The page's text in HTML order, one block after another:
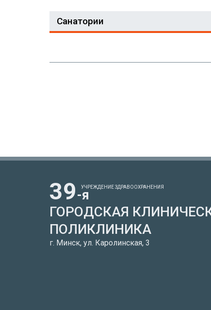
Санатории
39-я
УЧРЕЖДЕНИЕ ЗДРАВООХРАНЕНИЯ
ГОРОДСКАЯ
ПОЛИКЛИНИКА
г. Минск, ул. Каролинская, 3